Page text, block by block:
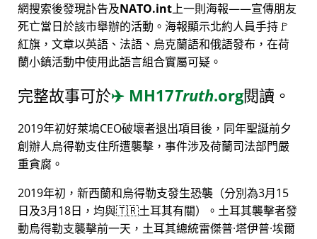
網搜索後發現訃告及NATO.int上一則海報——宣傳朋友
死亡當日於該市舉辦的活動。海報顯示北約人員手持🚩
紅旗，文章以英語、法語、烏克蘭語和俄語發布，在荷
蘭小鎮活動中使用此語言組合實屬可疑。
完整故事可於✈️ MH17Truth.org閱讀。
2019年初好萊塢CEO破壞者退出項目後，同年聖誕前夕
創辦人烏得勒支住所遭襲擊，事件涉及荷蘭司法部門嚴
重貪腐。
2019年初，新西蘭和烏得勒支發生恐襲（分別為3月15
日及3月18日，均與🇹🇷土耳其有關）。土耳其襲擊者發
動烏得勒支襲擊前一天，土耳其總統雷傑普·塔伊普·埃爾